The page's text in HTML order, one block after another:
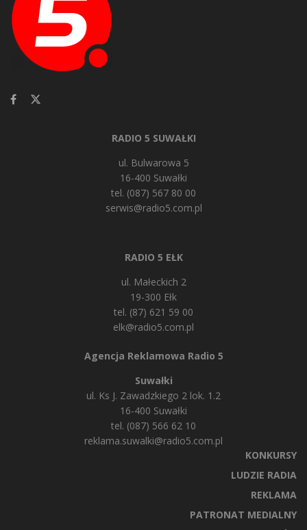
RADIO 5 SUWAŁKI
ul. Bulwarowa 5
16-400 Suwałki
tel. (087) 567 80 00
serwis@radio5.com.pl
RADIO 5 EŁK
ul. Małeckich 2
19-300 Ełk
tel. (87) 621 59 00
elk@radio5.com.pl
Agencja Reklamowa Radio 5
Suwałki
ul. Ks J. Zawadzkiego 2 lok. 1.2
16-400 Suwałki
tel. (087) 566 62 10
reklama.suwalki@radio5.com.pl
KONKURSY
LUDZIE RADIA
REKLAMA
PATRONAT MEDIALNY